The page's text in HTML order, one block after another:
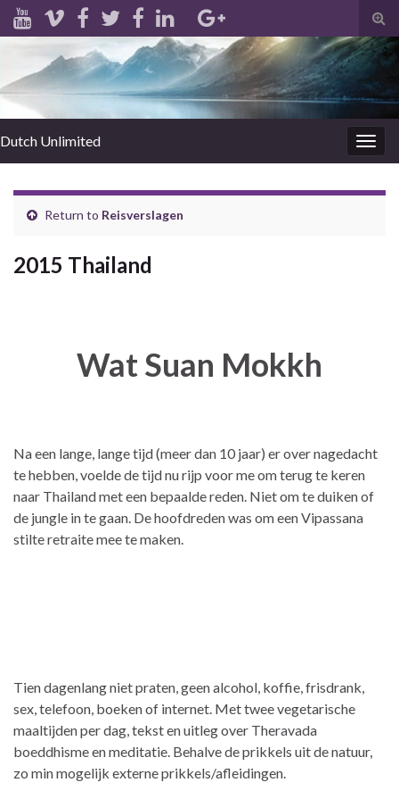
Dutch Unlimited
Return to Reisverslagen
2015 Thailand
Wat Suan Mokkh
Na een lange, lange tijd (meer dan 10 jaar) er over nagedacht
te hebben, voelde de tijd nu rijp voor me om terug te keren
naar Thailand met een bepaalde reden. Niet om te duiken of
de jungle in te gaan. De hoofdreden was om een Vipassana
stilte retraite mee te maken.
Tien dagenlang niet praten, geen alcohol, koffie, frisdrank,
sex, telefoon, boeken of internet. Met twee vegetarische
maaltijden per dag, tekst en uitleg over Theravada
boeddhisme en meditatie. Behalve de prikkels uit de natuur,
zo min mogelijk externe prikkels/afleidingen.